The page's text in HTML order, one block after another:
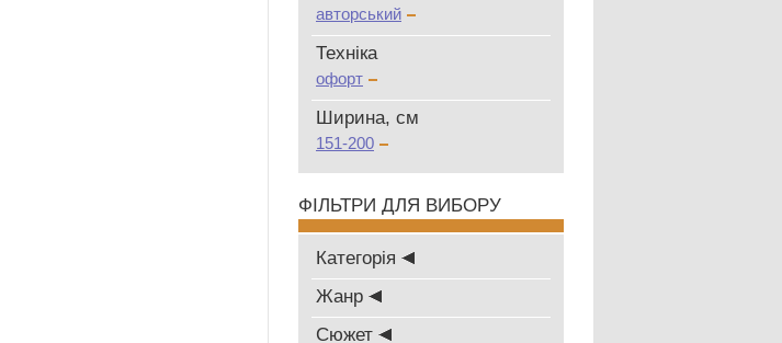
авторський
Техніка
офорт
Ширина, см
151-200
ФІЛЬТРИ ДЛЯ ВИБОРУ
Категорія
Жанр
Сюжет